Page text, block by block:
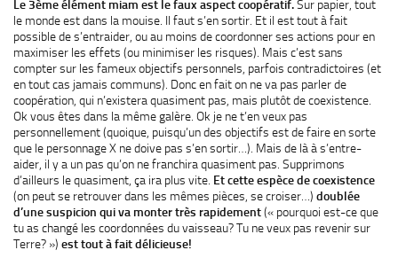
Le 3ème élément miam est le faux aspect coopératif.Sur papier, tout
le monde est dans la mouise. Il faut s’en sortir. Et il est tout à fait
possible de s’entraider, ou au moins de coordonner ses actions pour en
maximiser les effets (ou minimiser les risques). Mais c’est sans
compter sur les fameux objectifs personnels, parfois contradictoires (et
en tout cas jamais communs). Donc en fait on ne va pas parler de
coopération, qui n’existera quasiment pas, mais plutôt de coexistence.
Ok vous êtes dans la même galère. Ok je ne t’en veux pas
personnellement (quoique, puisqu’un des objectifs est de faire en sorte
que le personnage X ne doive pas s’en sortir…). Mais de là à s’entre-
aider, il y a un pas qu’on ne franchira quasiment pas. Supprimons
d’ailleurs le quasiment, ça ira plus vite. Et cette espèce de coexistence
(on peut se retrouver dans les mêmes pièces, se croiser…) doublée
d’une suspicion qui va monter très rapidement(« pourquoi est-ce que
tu as changé les coordonnées du vaisseau? Tu ne veux pas revenir sur
Terre? ») est tout à fait délicieuse!